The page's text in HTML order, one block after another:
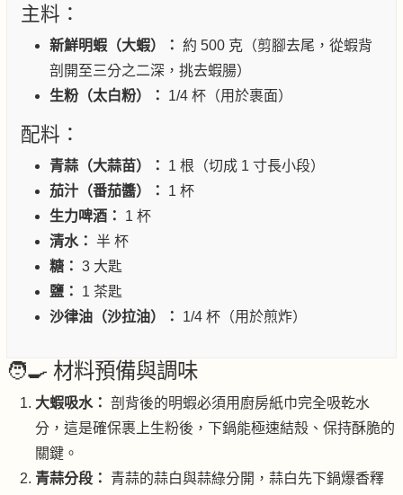
主料：
新鮮明蝦（大蝦）： 約 500 克（剪腳去尾，從蝦背
剖開至三分之二深，挑去蝦腸）
生粉（太白粉）：
1/4 杯（用於裹面）
配料：
青蒜（大蒜苗）：
1 根（切成 1 寸長小段）
茄汁（番茄醬）：
1 杯
生力啤酒：
1 杯
清水： 半 杯
糖： 3 大匙
鹽：
1 茶匙
沙律油（沙拉油）：
1/4 杯（用於煎炸）
🧑‍🍳 材料預備與調味
大蝦吸水： 剖背後的明蝦必須用廚房紙巾完全吸乾水
分，這是確保裹上生粉後，下鍋能極速結殼、保持酥脆的
關鍵。
青蒜分段：
青蒜的蒜白與蒜綠分開，蒜白先下鍋爆香釋